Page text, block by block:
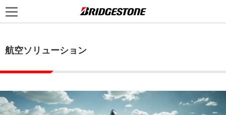
航空ソリューション